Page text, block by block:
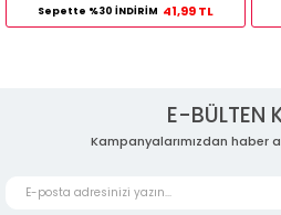
Sepette %30 İNDİRİM 41,99 TL
E-BÜLTEN
Kampanyalarımızdan haber